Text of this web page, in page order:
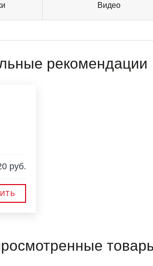
Видео
рекомендации
руб.